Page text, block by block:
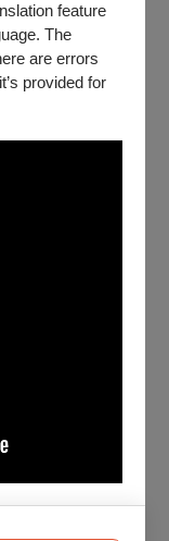
feature
The
are errors
provided for
特製餐點與品牌好
巧工藝，搭配特製
人為您引導入席，